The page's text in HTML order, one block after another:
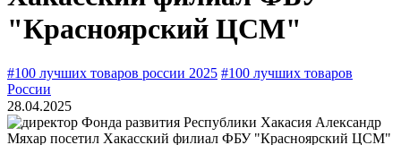
"Красноярский ЦСМ"
#100 лучших товаров россии 2025 #100 лучших товаров
России
28.04.2025